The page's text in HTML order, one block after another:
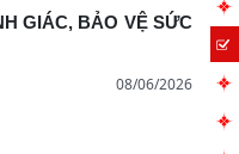
08/06/2026
GIÁC, BẢO VỆ SỨC